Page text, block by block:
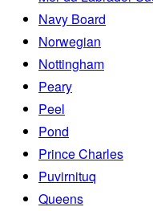
Navy Board
Norwegian
Nottingham
Peary
Peel
Pond
Prince Charles
Puvirnituq
Queens